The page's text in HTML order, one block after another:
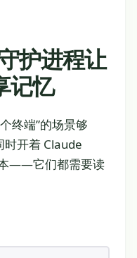
护进程让
记忆
终端”的场景够
时开着 Claude
——它们都需要读